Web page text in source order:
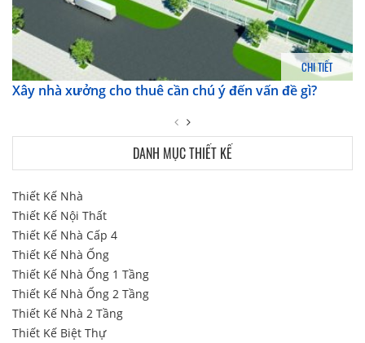
CHI TIẾT
Xây nhà xưởng cho thuê cần chú ý đến vấn đề gì?
DANH MỤC THIẾT KẾ
Thiết Kế Nhà
Thiết Kế Nội Thất
Thiết Kế Nhà Cấp 4
Thiết Kế Nhà Ống
Thiết Kế Nhà Ống 1 Tầng
Thiết Kế Nhà Ống 2 Tầng
Thiết Kế Nhà 2 Tầng
Thiết Kế Biệt Thự